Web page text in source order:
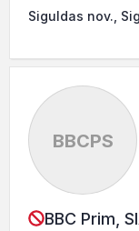
Siguldas nov.,
BBCPS
BBC Prim,